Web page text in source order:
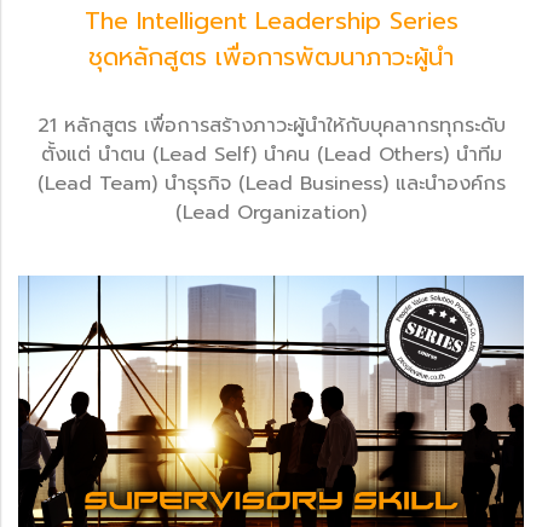
The lntelligent Leadership Series
ชุดหลักสูตร เพื่อการพัฒนาภาวะผู้นำ
21 หลักสูตร เพื่อการสร้างภาวะผู้นำให้กับบุคลากรทุกระดับ
ตั้งแต่ นำตน (Lead Self) นำคน (Lead Others) นำทีม
(Lead Team) นำธุรกิจ (Lead Business) และนำองค์กร
(Lead Organization)